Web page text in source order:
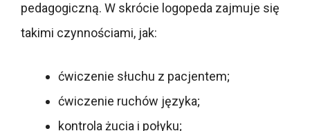
pedagogiczną. W skrócie logopeda zajmuje się
takimi czynnościami, jak:
ćwiczenie słuchu z pacjentem;
ćwiczenie ruchów języka;
kontrola żucia i połyku;